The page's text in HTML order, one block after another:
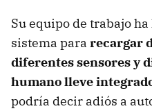
Su equipo de trabajo
sistema para recargar
diferentes sensores y
humano lleve
podría decir adiós a